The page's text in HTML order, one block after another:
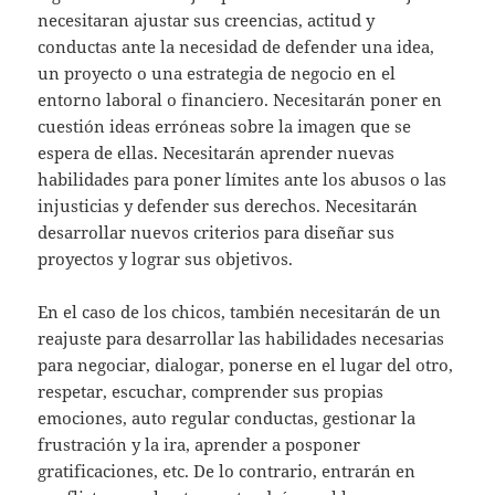
necesitaran ajustar sus creencias, actitud y
conductas ante la necesidad de defender una idea,
un proyecto o una estrategia de negocio en el
entorno laboral o financiero. Necesitarán poner en
cuestión ideas erróneas sobre la imagen que se
espera de ellas. Necesitarán aprender nuevas
habilidades para poner límites ante los abusos o las
injusticias y defender sus derechos. Necesitarán
desarrollar nuevos criterios para diseñar sus
proyectos y lograr sus objetivos.
En el caso de los chicos, también necesitarán de un
reajuste para desarrollar las habilidades necesarias
para negociar, dialogar, ponerse en el lugar del otro,
respetar, escuchar, comprender sus propias
emociones, auto regular conductas, gestionar la
frustración y la ira, aprender a posponer
gratificaciones, etc. De lo contrario, entrarán en